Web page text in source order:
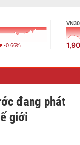
-0.66%
VN30
đang phát
giới